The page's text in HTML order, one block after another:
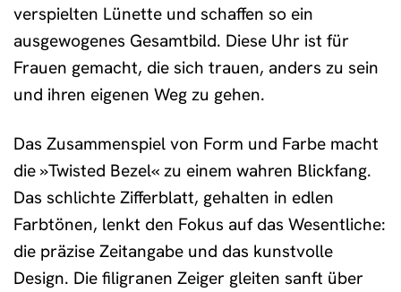
verspielten Lünette und schaffen so ein
ausgewogenes Gesamtbild. Diese Uhr ist für
Frauen gemacht, die sich trauen, anders zu sein
und ihren eigenen Weg zu gehen.
Das Zusammenspiel von Form und Farbe macht
die »Twisted Bezel« zu einem wahren Blickfang.
Das schlichte Zifferblatt, gehalten in edlen
Farbtönen, lenkt den Fokus auf das Wesentliche:
die präzise Zeitangabe und das kunstvolle
Design. Die filigranen Zeiger gleiten sanft über